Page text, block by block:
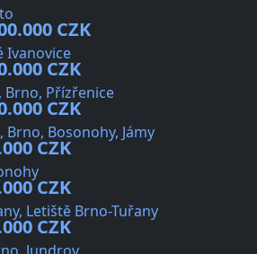
CZK
Ivanovice
CZK
Přízřenice
CZK
Bosonohy, Jámy
CZK
CZK
Letiště Brno-Tuřany
CZK